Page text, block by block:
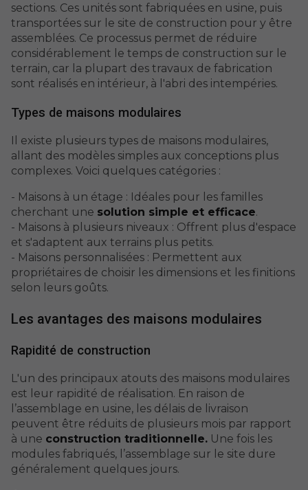
sections. Ces unités sont fabriquées en usine, puis
transportées sur le site de construction pour y être
assemblées. Ce processus permet de réduire
considérablement le temps de construction sur le
terrain, car la plupart des travaux de fabrication
sont réalisés en intérieur, à l'abri des intempéries.
Types de maisons modulaires
Il existe plusieurs types de maisons modulaires,
allant des modèles simples aux conceptions plus
complexes. Voici quelques catégories :
- Maisons à un étage : Idéales pour les familles
cherchant une solution simple et efficace.
- Maisons à plusieurs niveaux : Offrent plus d'espace
et s'adaptent aux terrains plus petits.
- Maisons personnalisées : Permettent aux
propriétaires de choisir les dimensions et les finitions
selon leurs goûts.
Les avantages des maisons modulaires
Rapidité de construction
L'un des principaux atouts des maisons modulaires
est leur rapidité de réalisation. En raison de
l’assemblage en usine, les délais de livraison
peuvent être réduits de plusieurs mois par rapport
à une construction traditionnelle. Une fois les
modules fabriqués, l’assemblage sur le site dure
généralement quelques jours.